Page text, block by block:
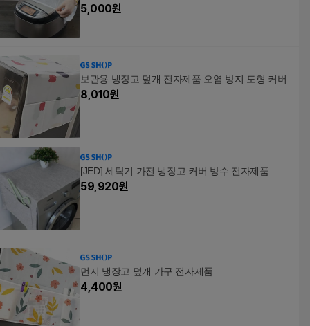
전자제품커버 후라이팬커버 냄비커버 가전제품비
5,000원
보관용 냉장고 덮개 전자제품 오염 방지 도형 커버
8,010원
[JED] 세탁기 가전 냉장고 커버 방수 전자제품
59,920원
먼지 냉장고 덮개 가구 전자제품
4,400원